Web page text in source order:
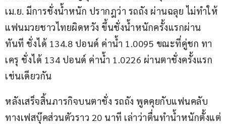
เม.ย. มีการชั่งน้ำหนัก ปรากฎว่า รถถัง ผ่านฉลุย ไม่ทำให้
แฟนมวยชาวไทยผิดหวัง ขึ้นชั่งน้ำหนักครั้งแรกผ่าน
ทันที ชั่งได้ 134.8 ปอนด์ ค่าน้ำ 1.0095 ขณะที่คู่ชก ทา
เครุ ชั่งได้ 134 ปอนด์ ค่าน้ำ 1.0226 ผ่านตาชั่งครั้งแรก
เช่นเดียวกัน
หลังเสร็จสิ้นภารกิจบนตาชั่ง รถถัง พูดคุยกับแฟนคลับ
ทางเฟสบุ๊คส่วนตัวราว 20 นาที เล่าว่าตื่นทำน้ำหนักตั้งแต่